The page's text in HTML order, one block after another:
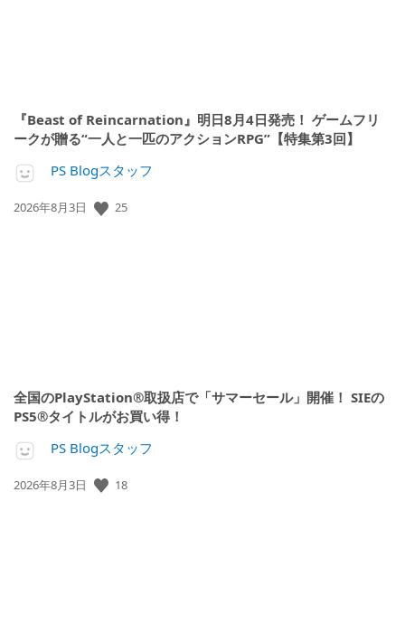
『Beast of Reincarnation』明日8月4日発売！ ゲームフリ
ークが贈る“一人と一匹のアクションRPG”【特集第3回】
PS Blogスタッフ
公
2026年8月3日 25
全国のPlayStation®取扱店で「サマーセール」開催！ SIEの
PS5®タイトルがお買い得！
PS Blogスタッフ
公
2026年8月3日 18